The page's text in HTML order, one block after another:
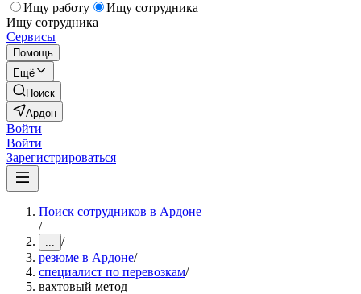
Ищу работу
Ищу сотрудника
Ищу сотрудника
Сервисы
Помощь
Ещё
Поиск
Ардон
Войти
Войти
Зарегистрироваться
Поиск сотрудников в Ардоне
/
... /
резюме в Ардоне/
специалист по перевозкам/
вахтовый метод